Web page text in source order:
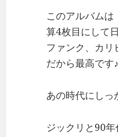
このアルバム
算4枚目にして
ファンク、カ
だから最高です♪
あの時代にし
ジックリと90